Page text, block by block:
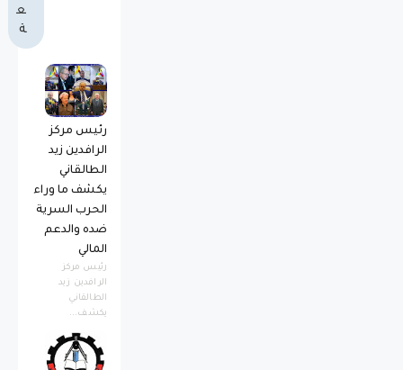
ع
ة
رئيس مركز
الرافدين زيد
الطالقاني
يكشف ما وراء
الحرب السرية
ضده والدعم
المالي
رئيس مركز
الرافدين زيد
الطالقاني
يكشف...